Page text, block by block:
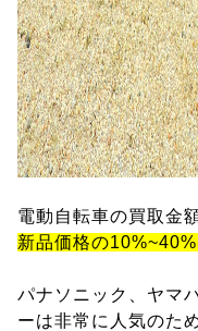
電動自転車の買取金
新品価格の10%~40%
パナソニック、ヤマ
ーは非常に人気のた